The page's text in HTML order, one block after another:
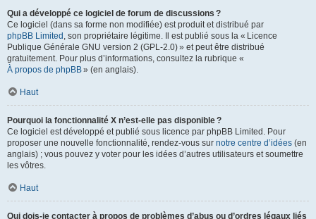
Qui a développé ce logiciel de forum de discussions ?
Ce logiciel (dans sa forme non modifiée) est produit et distribué par
phpBB Limited , son propriétaire légitime. Il est publié sous la « Licence
Publique Générale GNU version 2 (GPL-2.0) » et peut être distribué
gratuitement. Pour plus d’informations, consultez la rubrique «
À propos de phpBB» (en anglais).
Haut
Pourquoi la fonctionnalité X n’est-elle pas disponible ?
Ce logiciel est développé et publié sous licence par phpBB Limited. Pour
proposer une nouvelle fonctionnalité, rendez-vous sur notre centre d’idées (en
anglais) ; vous pouvez y voter pour les idées d’autres utilisateurs et soumettre
les vôtres.
Haut
Qui dois-je contacter à propos de problèmes d’abus ou d’ordres légaux liés